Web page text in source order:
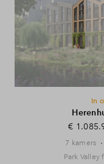
In
€
7 kamers
Park Valley